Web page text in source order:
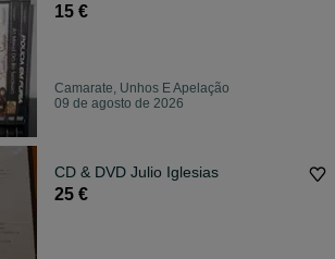
15 €
Camarate, Unhos E Apelação
09 de agosto de 2026
CD & DVD Julio Iglesias
25 €